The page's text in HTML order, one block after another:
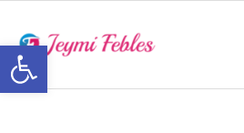
contenido
Abrir barra de herramientas